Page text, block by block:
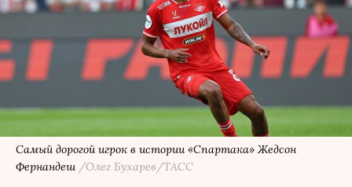
Самый дорогой игрок в истории «Спартака» Жедсон
Фернандеш /Олег Бухарев/ТАСС